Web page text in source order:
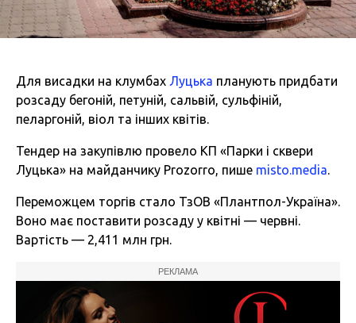
Для висадки на клумбах Луцька планують придбати
розсаду бегоній, петуній, сальвій, сульфіній,
пеларгоній, віол та інших квітів.
Тендер на закупівлю провело КП «Парки і сквери
Луцька» на майданчику Prozorro, пише misto.media.
Переможцем торгів стало ТзОВ «Плантпол-Україна».
Воно має поставити розсаду у квітні — червні.
Вартість — 2,411 млн грн.
РЕКЛАМА